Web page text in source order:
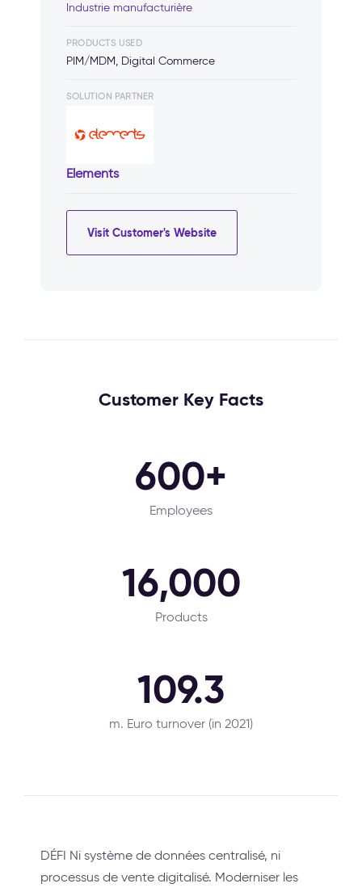
Industrie manufacturière
PRODUCTS USED
PIM/MDM, Digital Commerce
SOLUTION PARTNER
Elements
Visit Customer's Website
Customer Key Facts
600+
Employees
16,000
Products
109.3
m. Euro turnover (in 2021)
DÉFI Ni système de données centralisé, ni
processus de vente digitalisé. Moderniser les